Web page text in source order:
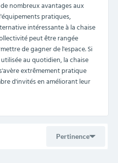
nombreux avantages aux
pratiques,
intéressante à la chaise
peut être rangée
de gagner de l'espace. Si
au quotidien, la chaise
extrêmement pratique
d'invités en améliorant leur
Pertinence